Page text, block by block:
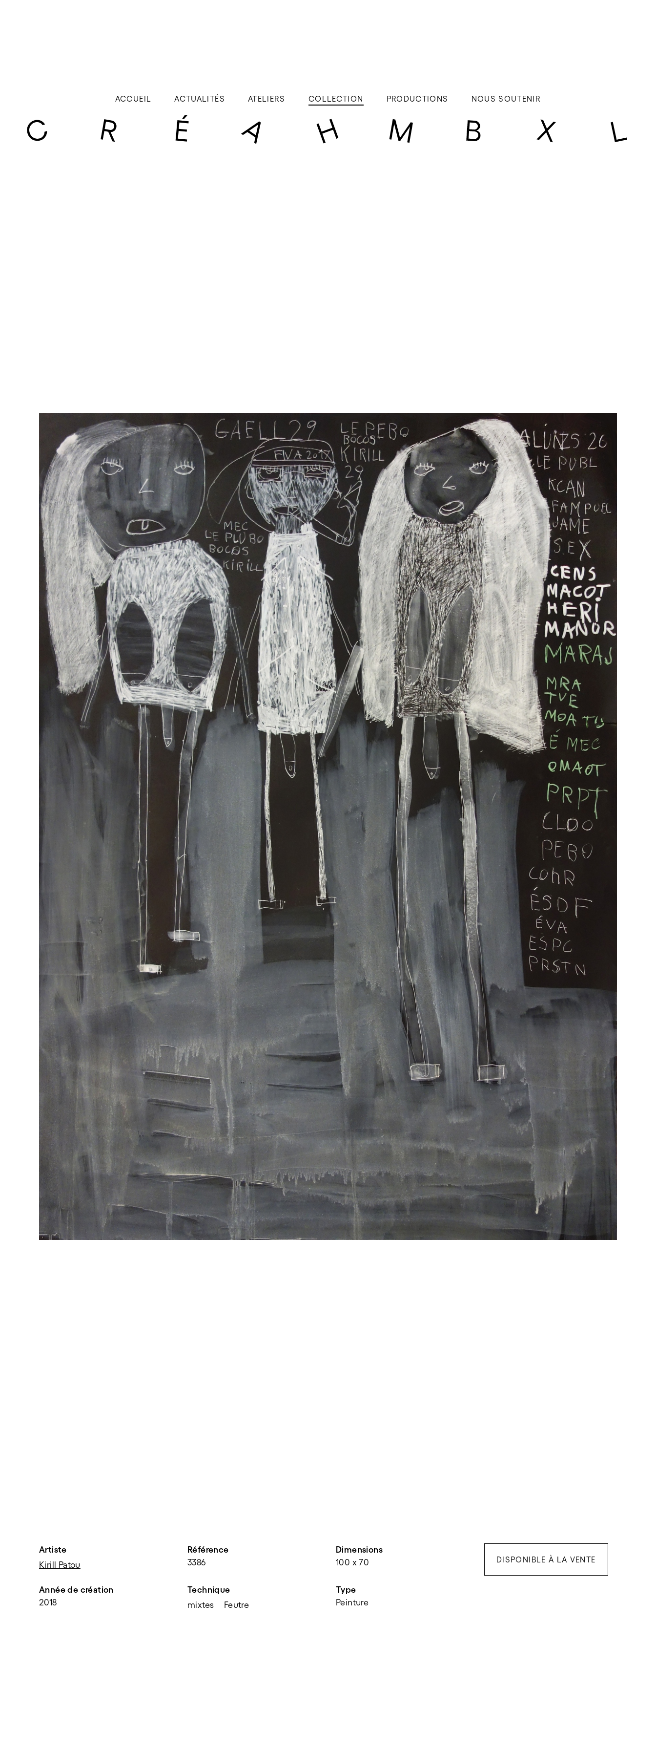
ACCUEIL ACTUALITÉS ATELIERS COLLECTION PRODUCTIONS NOUS SOUTENIR
Artiste
Kirill Patou
Référence
3386
Dimensions
100 x 70
Année de création
2018
Technique
mixtes
Feutre
Type
Peinture
DISPONIBLE À LA VENTE